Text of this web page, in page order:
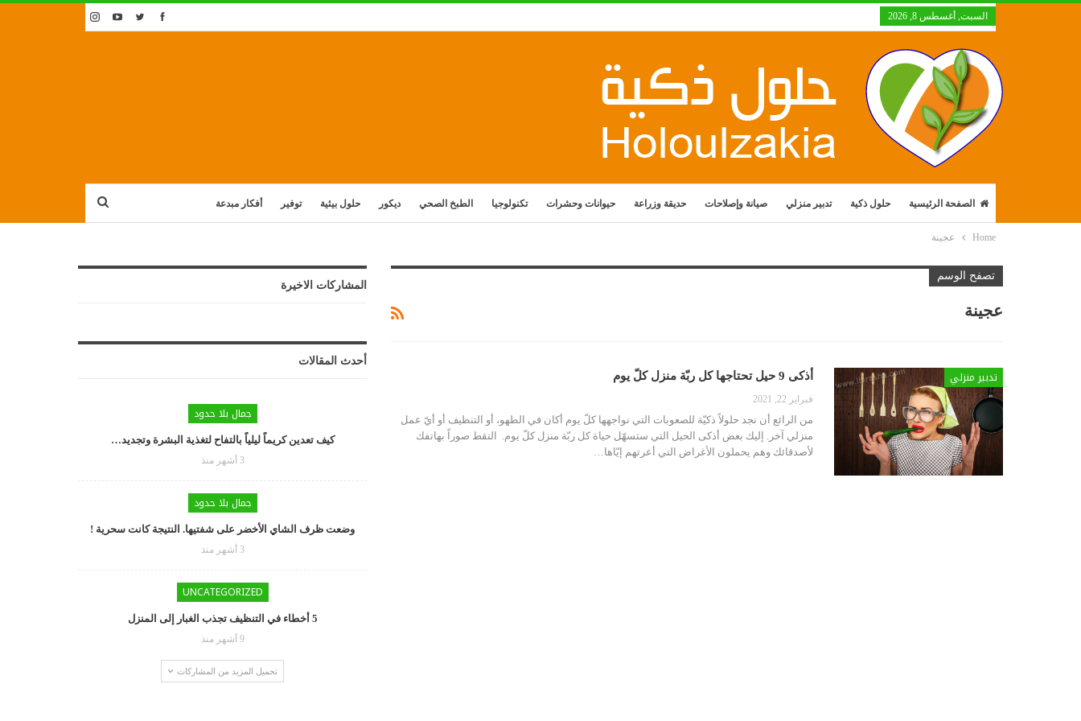
السبت, أغسطس 8, 2026
الصفحة الرئيسية حلول ذكية تدبير منزلي صيانة وإصلاحات حديقة وزراعة حيوانات وحشرات تكنولوجيا الطبخ الصحي ديكور حلول بيئية توفير أفكار مبدعة
Home عجينة
تصفح الوسم
عجينة
تدبير منزلي أذكى 9 حيل تحتاجها كل ربّة منزل كلّ يوم
فبراير 22, 2021
من الرائع أن نجد حلولاً ذكيّة للصعوبات التي نواجهها كلّ يوم أكان في الطهو، أو التنظيف أو أيّ عمل
منزلي آخر. إليك بعض أذكى الحيل التي ستسهّل حياة كل ربّة منزل كلّ يوم. التقط صوراً بهاتفك
لأصدقائك وهم يحملون الأغراض التي أعرتهم إيّاها…
المشاركات الاخيرة
أحدث المقالات
جمال بلا حدود
كيف تعدين كريماً ليلياً بالتفاح لتغذية البشرة وتجديد…
3 أشهر منذ
جمال بلا حدود
وضعت ظرف الشاي الأخضر على شفتيها. النتيجة كانت سحرية !
3 أشهر منذ
UNCATEGORIZED
5 أخطاء في التنظيف تجذب الغبار إلى المنزل
9 أشهر منذ
تحميل المزيد من المشاركات